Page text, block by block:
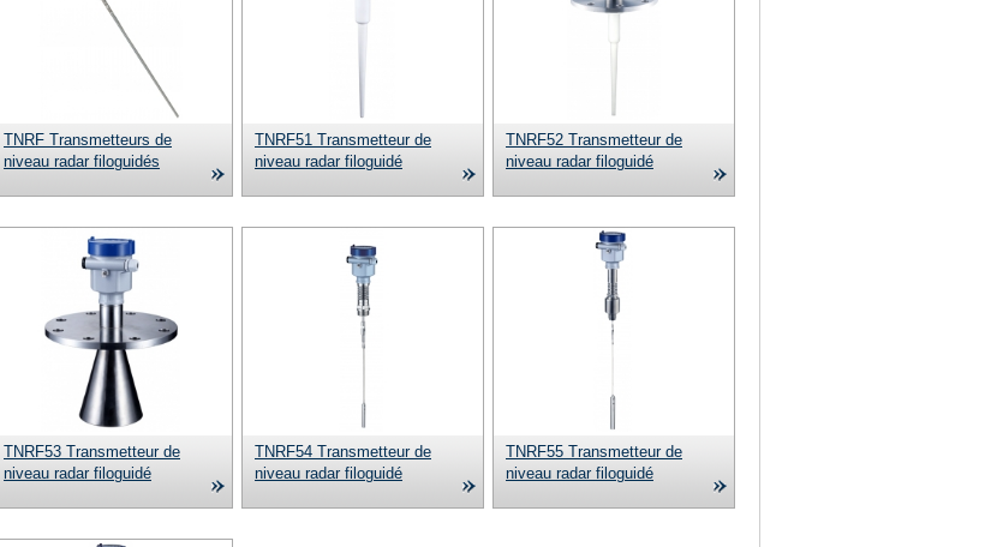
TNRF Transmetteurs de
niveau radar filoguidés
TNRF51 Transmetteur de
niveau radar filoguidé
TNRF52 Transmetteur de
niveau radar filoguidé
TNRF53 Transmetteur de
niveau radar filoguidé
TNRF54 Transmetteur de
niveau radar filoguidé
TNRF55 Transmetteur de
niveau radar filoguidé